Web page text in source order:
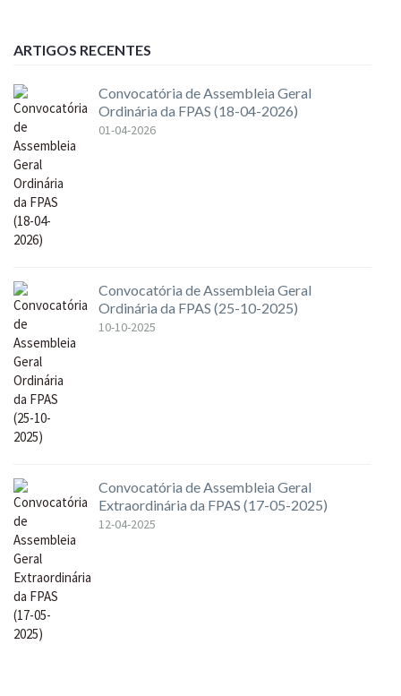
ARTIGOS RECENTES
Convocatória de Assembleia Geral
Ordinária da FPAS (18-04-2026)
01-04-2026
Convocatória de Assembleia Geral
Ordinária da FPAS (25-10-2025)
10-10-2025
Convocatória de Assembleia Geral
Extraordinária da FPAS (17-05-2025)
12-04-2025